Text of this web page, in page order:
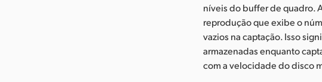
níveis do buffer de quadro.
reprodução que exibe o
vazios na captação. Isso
armazenadas enquanto
com a velocidade do disco